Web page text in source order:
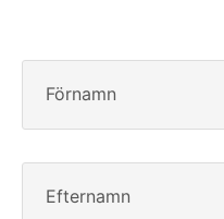
Förnamn
Efternamn